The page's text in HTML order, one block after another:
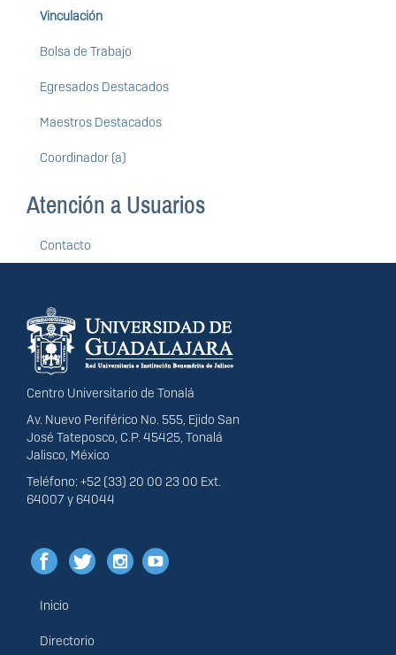
Vinculación
Bolsa de Trabajo
Egresados Destacados
Maestros Destacados
Coordinador (a)
Atención a Usuarios
Contacto
Información del
portal
Centro Universitario de Tonalá
Av. Nuevo Periférico No. 555, Ejido San
José Tateposco, C.P. 45425, Tonalá
Jalisco, México
Teléfono: +52 (33) 20 00 23 00 Ext.
64007 y 64044
Menú
principal
Inicio
Directorio